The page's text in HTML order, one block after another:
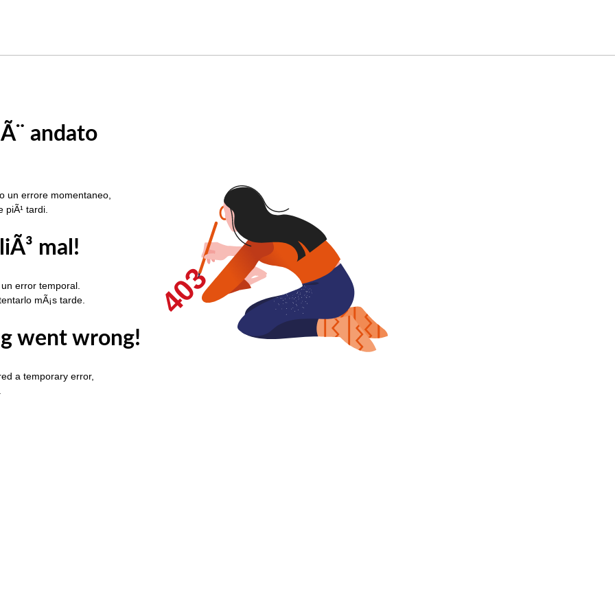
andato
un errore momentaneo,
piÃ¹ tardi.
mal!
error temporal.
mÃ¡s tarde.
went wrong!
a temporary error,
403